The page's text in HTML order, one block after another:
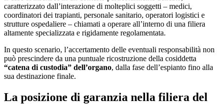
caratterizzato dall’interazione di molteplici soggetti – medici,
coordinatori dei trapianti, personale sanitario, operatori logistici e
strutture ospedaliere – chiamati a operare all’interno di una filiera
altamente specializzata e rigidamente regolamentata.
In questo scenario, l’accertamento delle eventuali responsabilità non
può prescindere da una puntuale ricostruzione della cosiddetta
“catena di custodia” dell’organo, dalla fase dell’espianto fino alla
sua destinazione finale.
La posizione di garanzia nella filiera del